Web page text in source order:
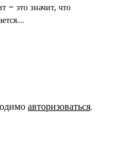
– это значит, что
авторизоваться.